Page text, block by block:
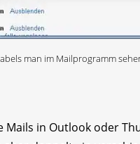
man im Mailprogramm
Mails in Outlook oder